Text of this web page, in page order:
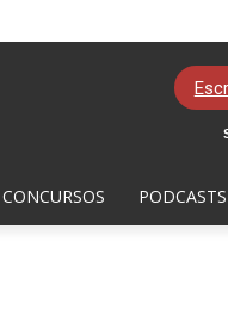
CONCURSOS PODCASTS